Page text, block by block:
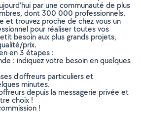
par une communauté de plus
dont 300 000 professionnels.
et trouvez proche de chez vous un
pour réaliser toutes vos
besoin aux plus grands projets,
prix.
en 3 étapes :
: indiquez votre besoin en quelques
d’offreurs particuliers et
minutes.
depuis la messagerie privée et
choix !
!